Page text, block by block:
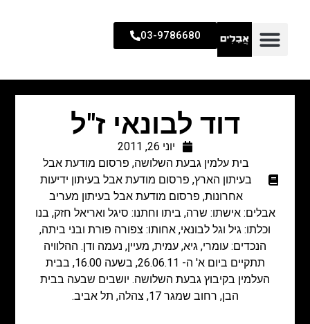
03-9786680
דוד לבונאי ז"ל
יוני 26, 2011
בית עלמין גבעת השלושה, פרסום מודעת אבל
בעיתון הארץ, פרסום מודעת אבל בעיתון ידיעות
אחרונות, פרסום מודעת אבל בעיתון מעריב
אבלים: אישתו: שרה, ביתו וחתנו: סיגל ואריאל חזק, בנו
וכלתו: גיל וגל לבונאי, אחותו: צפורה פורת ובני ביתה,
הנכדים: עומרי, גיא, עמית, מעיין, נעמה ודן. ההלוויה
תתקיים ביום א' ה- 26.06.11, בשעה 16.00, בבית
העלמין בקיבוץ גבעת השלושה. יושבים שבעה בבית
הבן, רחוב שמגר 17, צהלה, תל אביב.